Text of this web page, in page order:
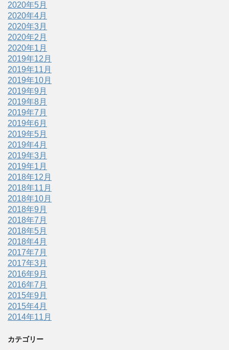
2020年5月
2020年4月
2020年3月
2020年2月
2020年1月
2019年12月
2019年11月
2019年10月
2019年9月
2019年8月
2019年7月
2019年6月
2019年5月
2019年4月
2019年3月
2019年1月
2018年12月
2018年11月
2018年10月
2018年9月
2018年7月
2018年5月
2018年4月
2017年7月
2017年3月
2016年9月
2016年7月
2015年9月
2015年4月
2014年11月
カテゴリー